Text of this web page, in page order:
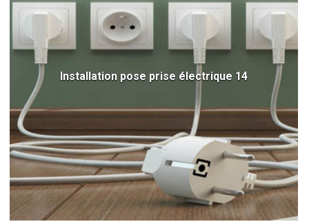
Installation pose prise électrique 14